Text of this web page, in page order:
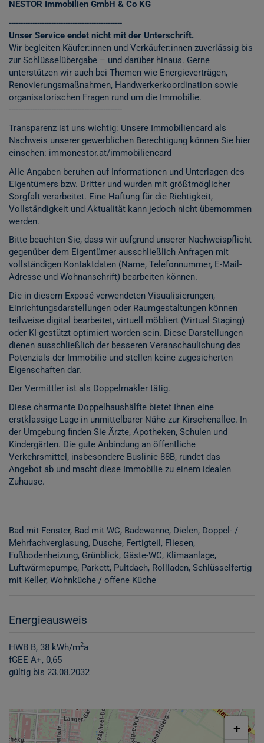
NESTOR Immobilien GmbH & Co KG
------------------------------------------------
Unser Service endet nicht mit der Unterschrift.
Wir begleiten Käufer:innen und Verkäufer:innen zuverlässig bis
zur Schlüsselübergabe – und darüber hinaus. Gerne
unterstützen wir auch bei Themen wie Energieverträgen,
Renovierungsmaßnahmen, Handwerkerkoordination sowie
organisatorischen Fragen rund um die Immobilie.
------------------------------------------------
Transparenz ist uns wichtig: Unsere Immobiliencard als
Nachweis unserer gewerblichen Berechtigung können Sie hier
einsehen: immonestor.at/immobiliencard
Alle Angaben beruhen auf Informationen und Unterlagen des
Eigentümers bzw. Dritter und wurden mit größtmöglicher
Sorgfalt verarbeitet. Eine Haftung für die Richtigkeit,
Vollständigkeit und Aktualität kann jedoch nicht übernommen
werden.
Bitte beachten Sie, dass wir aufgrund unserer Nachweispflicht
gegenüber dem Eigentümer ausschließlich Anfragen mit
vollständigen Kontaktdaten (Name, Telefonnummer, E-Mail-
Adresse und Wohnanschrift) bearbeiten können.
Die in diesem Exposé verwendeten Visualisierungen,
Einrichtungsdarstellungen oder Raumgestaltungen können
teilweise digital bearbeitet, virtuell möbliert (Virtual Staging)
oder KI-gestützt optimiert worden sein. Diese Darstellungen
dienen ausschließlich der besseren Veranschaulichung des
Potenzials der Immobilie und stellen keine zugesicherten
Eigenschaften dar.
Der Vermittler ist als Doppelmakler tätig.
Diese charmante Doppelhaushälfte bietet Ihnen eine
erstklassige Lage in unmittelbarer Nähe zur Kirschenallee. In
der Umgebung finden Sie Ärzte, Apotheken, Schulen und
Kindergärten. Die gute Anbindung an öffentliche
Verkehrsmittel, insbesondere Buslinie 88B, rundet das
Angebot ab und macht diese Immobilie zu einem idealen
Zuhause.
Bad mit Fenster Bad mit WC Badewanne Dielen Doppel- /
Mehrfachverglasung Dusche Fertigteil
Fliesen
Fußbodenheizung Grünblick Gäste-WC Klimaanlage
Luftwärmepumpe Parkett Pultdach Rollladen Schlüsselfertig
mit Keller Wohnküche / offene Küche
Energieausweis
HWB B, 38 kWh/m2a
fGEE A+, 0,65
gültig bis 23.08.2032
+